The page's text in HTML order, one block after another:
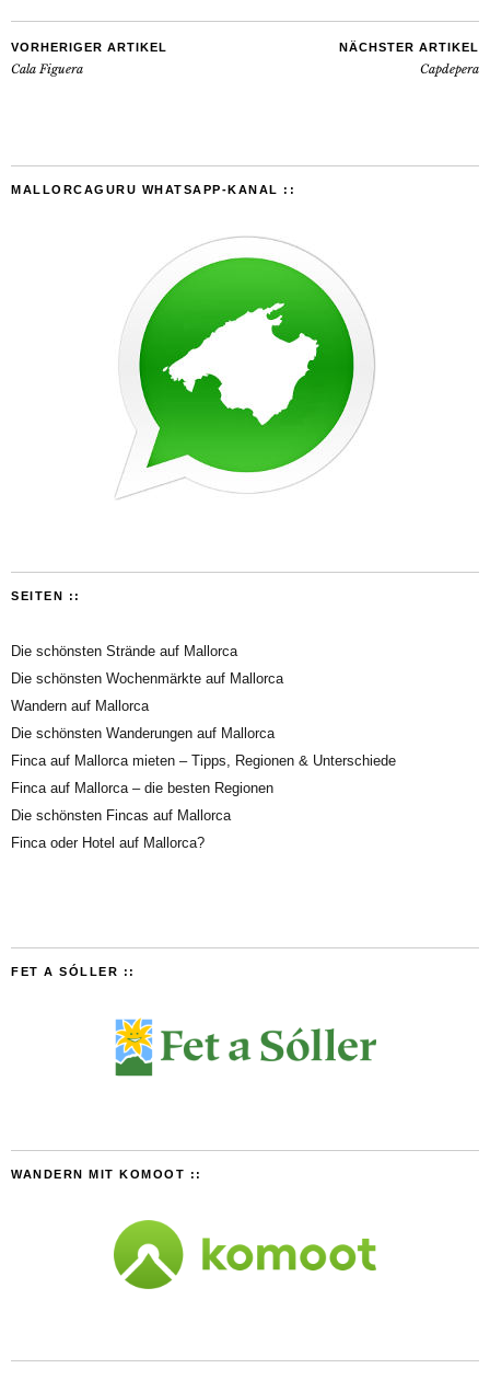
VORHERIGER ARTIKEL
Cala Figuera
NÄCHSTER ARTIKEL
Capdepera
MALLORCAGURU WHATSAPP-KANAL ::
SEITEN ::
Die schönsten Strände auf Mallorca
Die schönsten Wochenmärkte auf Mallorca
Wandern auf Mallorca
Die schönsten Wanderungen auf Mallorca
Finca auf Mallorca mieten – Tipps, Regionen & Unterschiede
Finca auf Mallorca – die besten Regionen
Die schönsten Fincas auf Mallorca
Finca oder Hotel auf Mallorca?
FET A SÓLLER ::
WANDERN MIT KOMOOT ::